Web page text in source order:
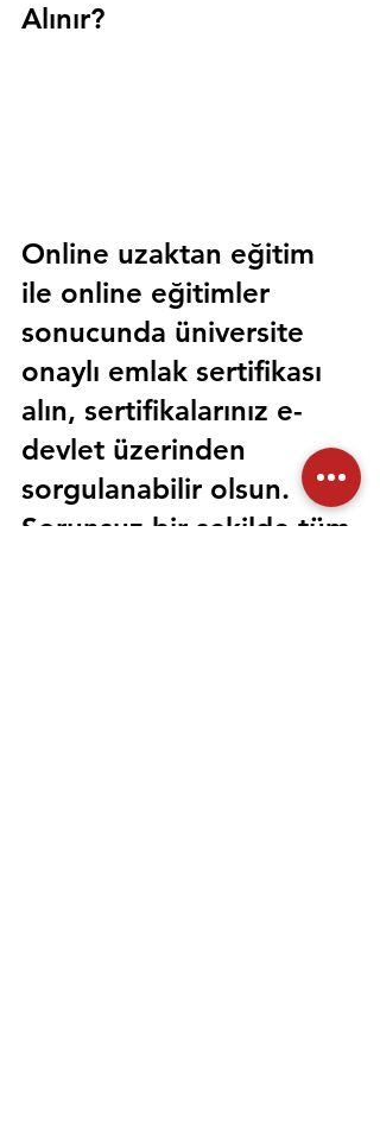
Alınır?
Online uzaktan eğitim
ile online eğitimler
sonucunda üniversite
onaylı emlak sertifikası
alın, sertifikalarınız e-
devlet üzerinden
sorgulanabilir olsun.
Sorunsuz bir şekilde tüm